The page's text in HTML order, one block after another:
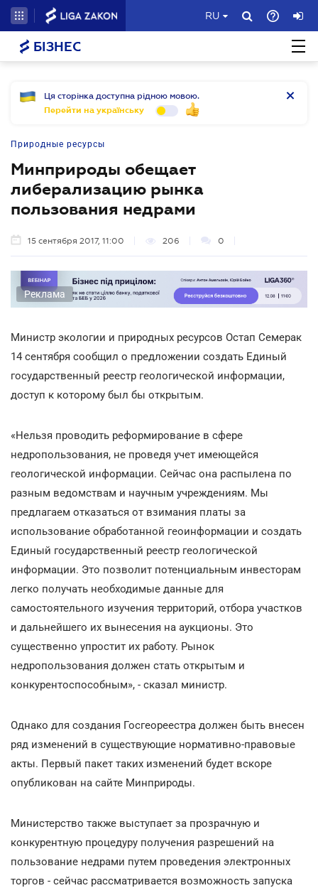
RU
БІЗНЕС
Ця сторінка доступна рідною мовою.
Перейти на українську
Природные ресурсы
Минприроды обещает
либерализацию рынка
пользования недрами
15 сентября 2017, 11:00 206 0
Реклама
Министр экологии и природных ресурсов Остап Семерак
14 сентября сообщил о предложении создать Единый
государственный реестр геологической информации,
доступ к которому был бы открытым.
«Нельзя проводить реформирование в сфере
недропользования, не проведя учет имеющейся
геологической информации. Сейчас она распылена по
разным ведомствам и научным учреждениям. Мы
предлагаем отказаться от взимания платы за
использование обработанной геоинформации и создать
Единый государственный реестр геологической
информации. Это позволит потенциальным инвесторам
легко получать необходимые данные для
самостоятельного изучения территорий, отбора участков
и дальнейшего их вынесения на аукционы. Это
существенно упростит их работу. Рынок
недропользования должен стать открытым и
конкурентоспособным», - сказал министр.
Однако для создания Госгеореестра должен быть внесен
ряд изменений в существующие нормативно-правовые
акты. Первый пакет таких изменений будет вскоре
опубликован на сайте Минприроды.
Министерство также выступает за прозрачную и
конкурентную процедуру получения разрешений на
пользование недрами путем проведения электронных
торгов - сейчас рассматривается возможность запуска